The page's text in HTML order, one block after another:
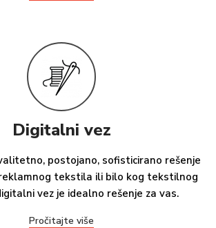
Digitalni vez
postojano, sofisticirano rešenje
tekstila ili bilo kog tekstilnog
vez je idealno rešenje za vas.
Pročitajte više